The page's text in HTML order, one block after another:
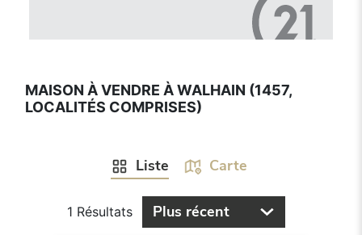
MAISON À VENDRE À WALHAIN (1457,
LOCALITÉS COMPRISES)
Liste Carte
1 Résultats Plus récent